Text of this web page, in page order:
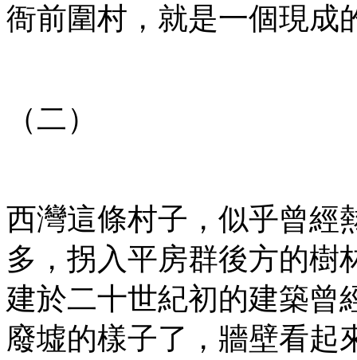
衙前圍村，就是一個現成
（二）
西灣這條村子，似乎曾經
多，拐入平房群後方的樹
建於二十世紀初的建築曾
廢墟的樣子了，牆壁看起